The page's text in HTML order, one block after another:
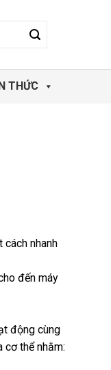
THỨC
nhanh
đến máy
động cùng
thể nhằm: